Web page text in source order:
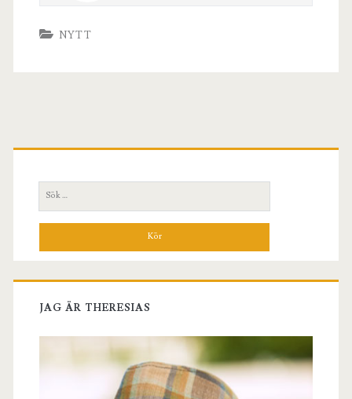
NYTT
Primär
sidopanel
Sök
efter:
JAG ÄR THERESIAS